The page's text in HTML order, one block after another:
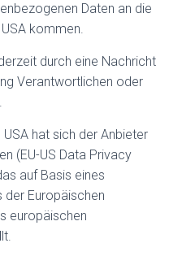
Daten an die
kommen.
durch eine Nachricht
Verantwortlichen oder
hat sich der Anbieter
(EU-US Data Privacy
auf Basis eines
Europäischen
europäischen